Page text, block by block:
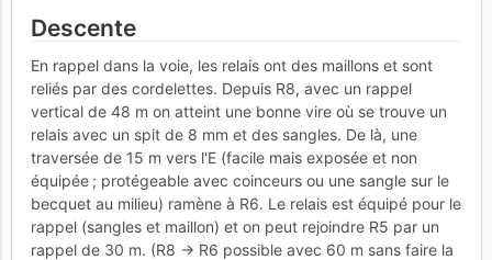
Descente
En rappel dans la voie, les relais ont des maillons et sont
reliés par des cordelettes. Depuis R8, avec un rappel
vertical de 48 m on atteint une bonne vire où se trouve un
relais avec un spit de 8 mm et des sangles. De là, une
traversée de 15 m vers l'E (facile mais exposée et non
équipée ; protégeable avec coinceurs ou une sangle sur le
becquet au milieu) ramène à R6. Le relais est équipé pour le
rappel (sangles et maillon) et on peut rejoindre R5 par un
rappel de 30 m. (R8 -> R6 possible avec 60 m sans faire la